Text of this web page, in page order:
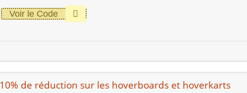
Voir le Code
10% de réduction sur les hoverboards et hoverkarts